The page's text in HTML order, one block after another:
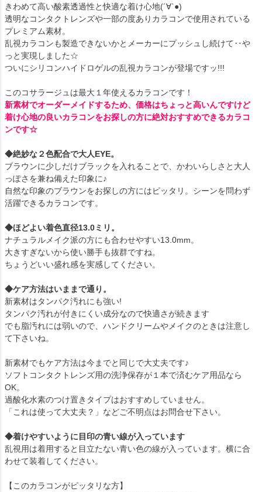
きわめて高い酸素透過性と快適な着け心地(´∀`●)
透明なコンタクトレンズや一部の度ありカラコンで使用されている
プレミアム素材。
乱視カラコンも製造できないかとメーカーにプッシュし続けて‥や
っと実現しました☆
ついにシリコンハイドロゲルの乱視カラコンが登場ですッ!!!
このコサラージュは最大１年使えるカラコンです！
新素材でオーダーメイドするため、価格はちょっと高いんですけど
着け心地の良いカラコンをお探しの方に絶対おすすめできるカラコ
ンです☆
◆絶妙な２色配合で大人EYE。
ブラウンに少しだけブラックを入れることで、かわいらしさと大人
っぽさを兼ね備えた印象に♪
自然な印象のブラウンをお探しの方にはピッタリ。シーンを問わず
活躍できるカラコンです。
◆ほどよい着色直径13.0ミリ。
ナチュラルメイク派の方にも合わせやすい13.0mm。
大きすぎないから使い勝手も抜群ですね。
ちょうどいい盛れ感を実感してください。
◆ケア方法はいままで通り。
新素材はタンパク汚れにも強い!
タンパク汚れが付きにくい成分なので快適さが続きます
でも脂汚れには弱いので、ハンドクリームやメイクのときは注意し
て下さいね。
新素材でもケア方法は今までと同じで大丈夫です♪
ソフトコンタクトレンズ用の洗浄保存が１本で済むケア用品なら
OK。
過酸化水素のつけ置きタイプはおすすめしていません。
「これは使って大丈夫？」などご不明点はお問合せ下さい。
◆着けやすいように目印の青い線が入っています
乱視用は着用すると目立たない青い色の線が入っています。横に合
わせて装着してください。
【このカラコンがピッタリな方】